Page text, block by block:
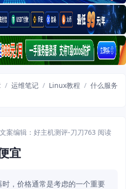
/ 运维笔记 / Linux教程 / 什么服务
文案编辑：好主机测评-刀刀763 阅读
宜
，价格通常是考虑的一个重要